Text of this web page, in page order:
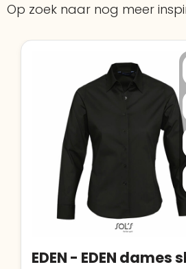
Op zoek naar nog meer